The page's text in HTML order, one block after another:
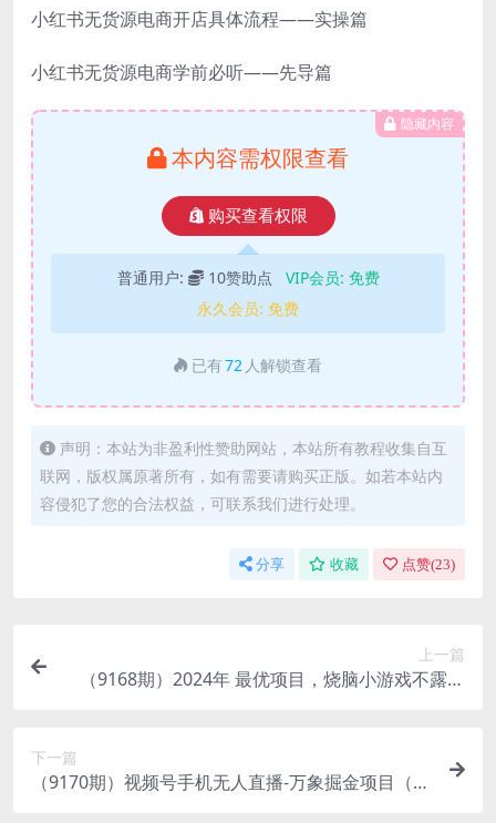
小红书无货源电商开店具体流程——实操篇
小红书无货源电商学前必听——先导篇
隐藏内容
本内容需权限查看
购买查看权限
普通用户: 10赞助点 VIP会员: 免费
永久会员: 免费
已有72 人解锁查看
声明：本站为非盈利性赞助网站，本站所有教程收集自互
联网，版权属原著所有，如有需要请购买正版。如若本站内
容侵犯了您的合法权益，可联系我们进行处理。
分享 收藏 点赞(23)
上一篇
（9168期）2024年 最优项目，烧脑小游戏不露脸
下一篇
（9170期）视频号手机无人直播-万象掘金项目（1